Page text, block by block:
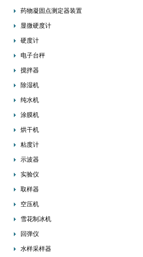
药物凝固点测定器装置
显微硬度计
硬度计
电子台秤
搅拌器
除湿机
纯水机
涂膜机
烘干机
粘度计
示波器
实验仪
取样器
空压机
雪花制冰机
回弹仪
水样采样器